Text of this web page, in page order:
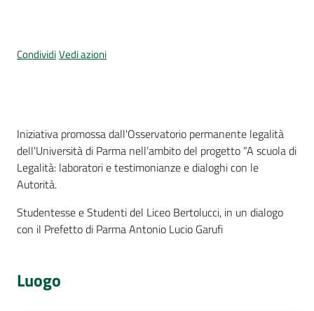
i
media
cittadini
CondividiVedi azioni
Cos'è
Iniziativa promossa dall'Osservatorio permanente legalità
dell'Università di Parma nell’ambito del progetto “A scuola di
Legalità: laboratori e testimonianze e dialoghi con le
Autorità.
Studentesse e Studenti del Liceo Bertolucci, in un dialogo
con il Prefetto di Parma Antonio Lucio Garufi
Luogo